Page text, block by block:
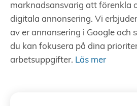
marknadsansvarig att förenkla
digitala annonsering. Vi
av er annonsering i Google och
du kan fokusera på dina
arbetsuppgifter. Läs mer